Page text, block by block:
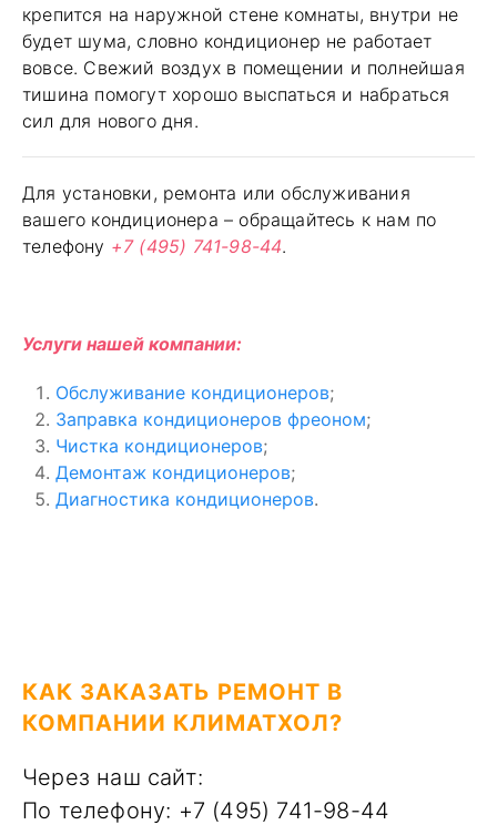
крепится на наружной стене комнаты, внутри не
будет шума, словно кондиционер не работает
вовсе. Свежий воздух в помещении и полнейшая
тишина помогут хорошо выспаться и набраться
сил для нового дня.
Для установки, ремонта или обслуживания
вашего кондиционера – обращайтесь к нам по
телефону +7 (495) 741-98-44.
Услуги нашей компании:
Обслуживание кондиционеров;
Заправка кондиционеров фреоном;
Чистка кондиционеров;
Демонтаж кондиционеров;
Диагностика кондиционеров.
КАК ЗАКАЗАТЬ РЕМОНТ В
КОМПАНИИ КЛИМАТХОЛ?
Через наш сайт:
По телефону: +7 (495) 741-98-44